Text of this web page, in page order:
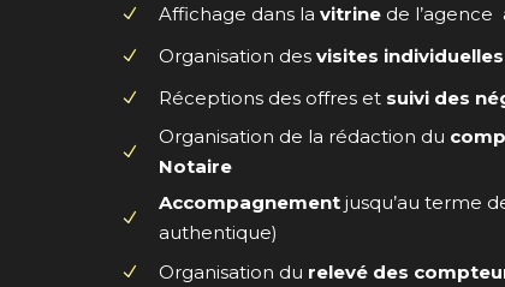
Affichage dans la vitrine de
Organisation des visites
Réceptions des offres et suivi des
Organisation de la rédaction du
Notaire
Accompagnement jusqu’au terme
authentique)
Organisation du relevé des